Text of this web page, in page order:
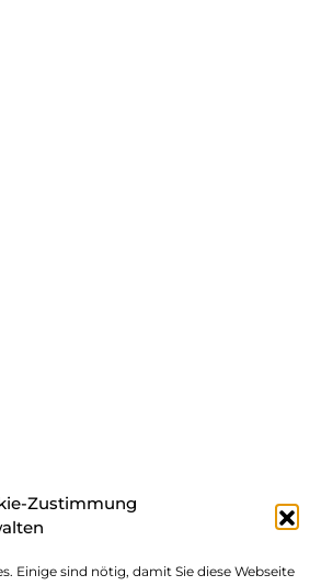
Zustimmung
Einige sind nötig, damit Sie diese Webseite